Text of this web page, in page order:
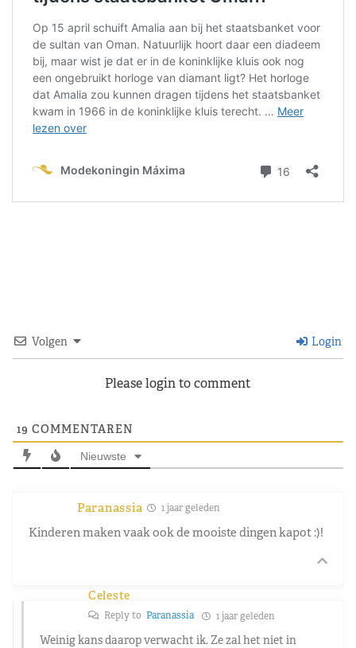
Volgen Login
Please login to comment
19 COMMENTAREN
Nieuwste
Paranassia 1 jaar geleden
Kinderen maken vaak ook de mooiste dingen kapot :)!
Celeste
Reply to Paranassia 1 jaar geleden
Weinig kans daarop verwacht ik. Ze zal het niet in